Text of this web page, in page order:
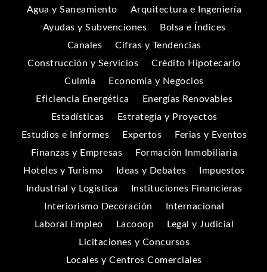
Agua y Saneamiento
Arquitectura e Ingeniería
Ayudas y Subvenciones
Bolsa e Índices
Canales
Cifras y Tendencias
Construcción y Servicios
Crédito Hipotecario
Culmia
Economía y Negocios
Eficiencia Energética
Energías Renovables
Estadísticas
Estrategia y Proyectos
Estudios e Informes
Expertos
Ferias y Eventos
Finanzas y Empresas
Formación Inmobiliaria
Hoteles y Turismo
Ideas y Debates
Impuestos
Industrial y Logística
Instituciones Financieras
Interiorismo Decoración
Internacional
Laboral Empleo
Lacooop
Legal y Judicial
Licitaciones y Concursos
Locales y Centros Comerciales